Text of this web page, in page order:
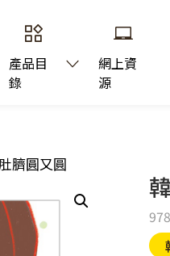
產品目
錄
網上資
源
臍圓又圓